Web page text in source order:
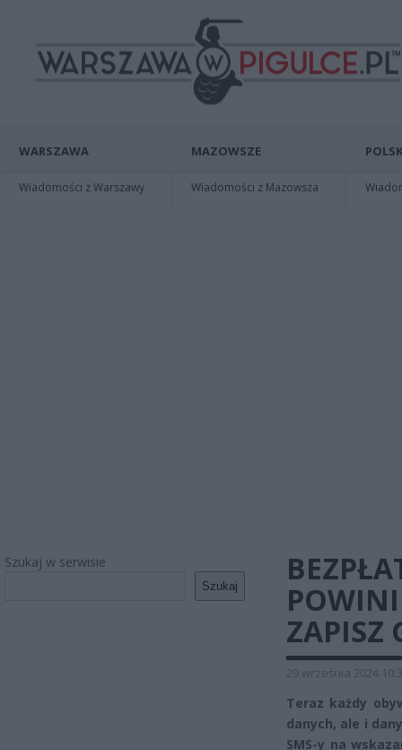
WARSZAWA
Wiadomości z Warszawy
MAZOWSZE
Wiadomości z Mazowsza
Szukaj w serwisie
Szukaj
ZAPISZ
29 września 2024
Teraz każdy
danych, ale i
SMS-y na